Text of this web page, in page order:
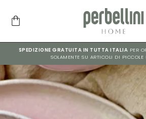
SPEDIZIONE GRATUITA IN TUTTA ITALIA PER
SOLAMENTE SU ARTICOLI DI PICCOLE